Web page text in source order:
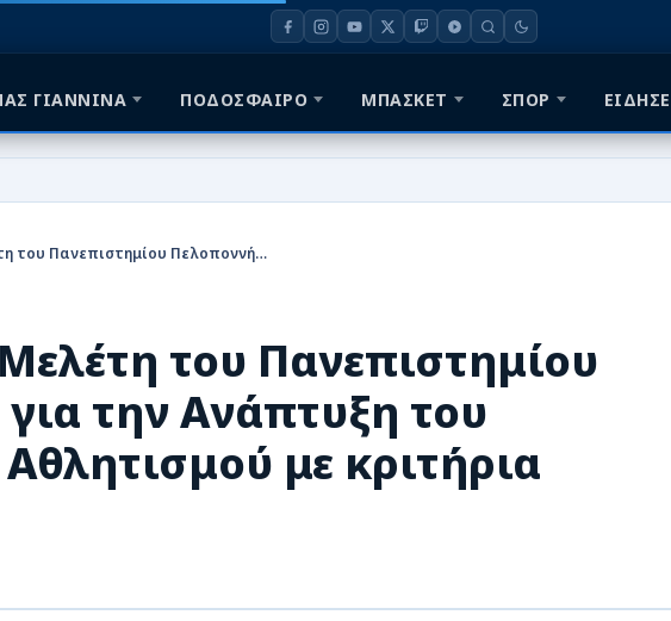
ΓΙΑΝΝΙΝΑ ΠΟΔΟΣΦΑΙΡΟ ΜΠΑΣΚΕΤ ΣΠΟΡ
Παραδόθηκε η Μελέτη του Πανεπιστημίου Πελοποννήσου για την Ανάπτυξη του Ερασιτεχνικού Αθλητισμού με κριτήρια βιωσιμότητας
του Πανεπιστημίου
την Ανάπτυξη του
με κριτήρια